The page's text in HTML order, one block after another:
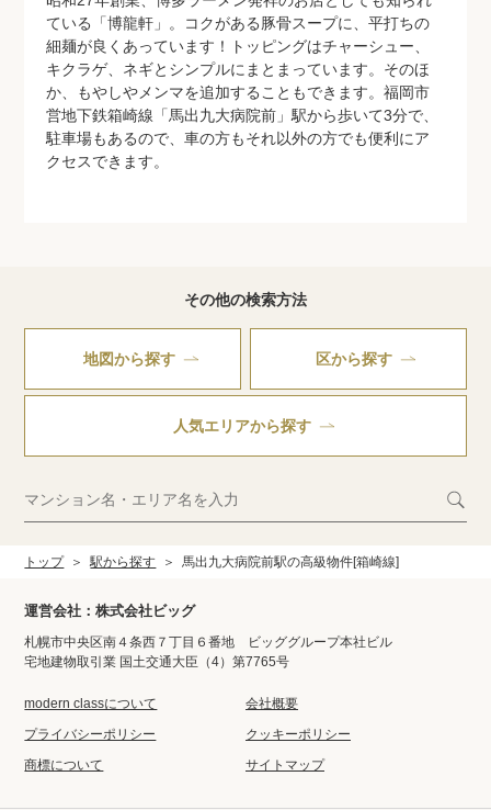
ている「博龍軒」。コクがある豚骨スープに、平打ちの
細麺が良くあっています！トッピングはチャーシュー、
キクラゲ、ネギとシンプルにまとまっています。そのほ
か、もやしやメンマを追加することもできます。福岡市
営地下鉄箱崎線「馬出九大病院前」駅から歩いて3分で、
駐車場もあるので、車の方もそれ以外の方でも便利にア
クセスできます。
その他の検索方法
地図から探す 区から探す
人気エリアから探す
トップ 駅から探す 馬出九大病院前駅の高級物件[箱崎線]
運営会社：株式会社ビッグ
札幌市中央区南４条西７丁目６番地 ビッググループ本社ビル
宅地建物取引業 国土交通大臣（4）第7765号
modern classについて
会社概要
プライバシーポリシー
クッキーポリシー
商標について
サイトマップ